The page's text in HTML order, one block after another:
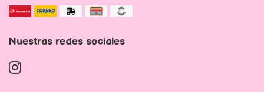
Nuestras redes sociales